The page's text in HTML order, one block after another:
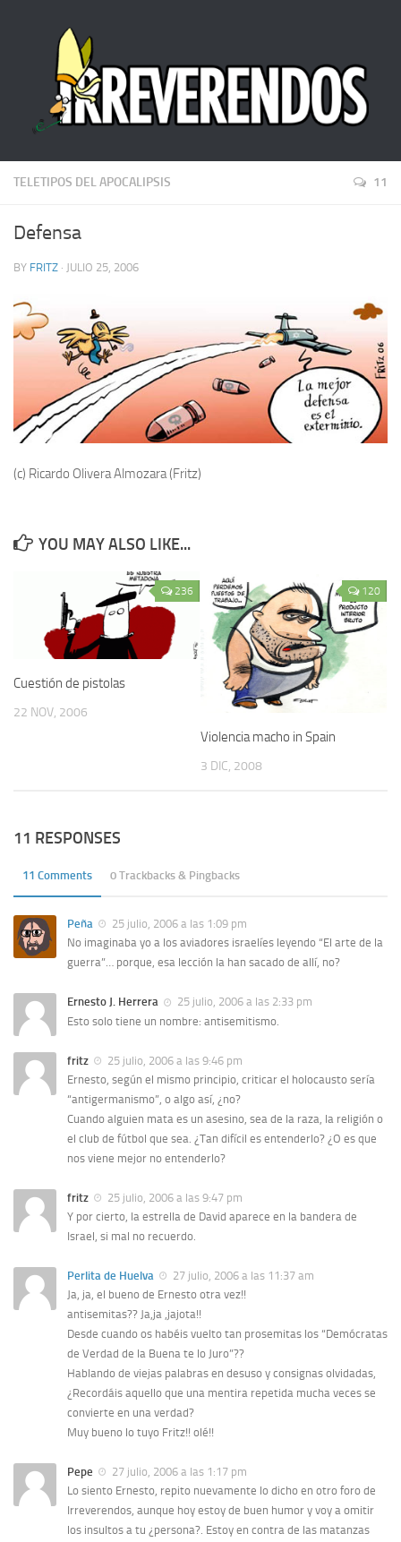
TELETIPOS DEL APOCALIPSIS 11
Defensa
BY FRITZ · JULIO 25, 2006
(c) Ricardo Olivera Almozara (Fritz)
YOU MAY ALSO LIKE...
236
Cuestión de pistolas
22 NOV, 2006
120
Violencia macho in Spain
3 DIC, 2008
11 RESPONSES
11 Comments 0 Trackbacks & Pingbacks
Peña
25 julio, 2006 a las 1:09 pm
No imaginaba yo a los aviadores israelíes leyendo “El arte de la
guerra”… porque, esa lección la han sacado de allí, no?
Ernesto J. Herrera
25 julio, 2006 a las 2:33 pm
Esto solo tiene un nombre: antisemitismo.
fritz
25 julio, 2006 a las 9:46 pm
Ernesto, según el mismo principio, criticar el holocausto sería
“antigermanismo”, o algo así, ¿no?
Cuando alguien mata es un asesino, sea de la raza, la religión o
el club de fútbol que sea. ¿Tan difícil es entenderlo? ¿O es que
nos viene mejor no entenderlo?
fritz
25 julio, 2006 a las 9:47 pm
Y por cierto, la estrella de David aparece en la bandera de
Israel, si mal no recuerdo.
Perlita de Huelva
27 julio, 2006 a las 11:37 am
Ja, ja, el bueno de Ernesto otra vez!!
antisemitas?? Ja,ja ,jajota!!
Desde cuando os habéis vuelto tan prosemitas los “Demócratas
de Verdad de la Buena te lo Juro”??
Hablando de viejas palabras en desuso y consignas olvidadas,
¿Recordáis aquello que una mentira repetida mucha veces se
convierte en una verdad?
Muy bueno lo tuyo Fritz!! olé!!
Pepe
27 julio, 2006 a las 1:17 pm
Lo siento Ernesto, repito nuevamente lo dicho en otro foro de
Irreverendos, aunque hoy estoy de buen humor y voy a omitir
los insultos a tu ¿persona?. Estoy en contra de las matanzas